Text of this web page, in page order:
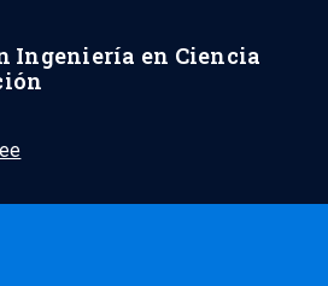
Ingeniería en Ciencia